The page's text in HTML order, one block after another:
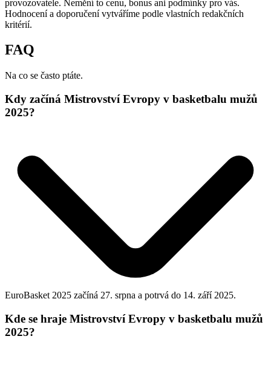
provozovatele. Nemění to cenu, bonus ani podmínky pro vás.
Hodnocení a doporučení vytváříme podle vlastních redakčních
kritérií.
FAQ
Na co se často ptáte.
Kdy začíná Mistrovství Evropy v basketbalu mužů
2025?
EuroBasket 2025 začíná 27. srpna a potrvá do 14. září 2025.
Kde se hraje Mistrovství Evropy v basketbalu mužů
2025?